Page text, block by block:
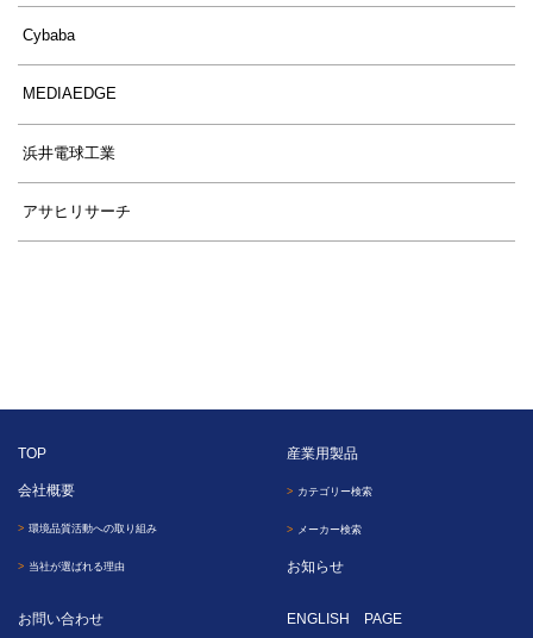
Cybaba
MEDIAEDGE
浜井電球工業
アサヒリサーチ
TOP
会社概要
環境品質活動への取り組み
当社が選ばれる理由
産業用製品
カテゴリー検索
メーカー検索
お知らせ
お問い合わせ ENGLISH PAGE